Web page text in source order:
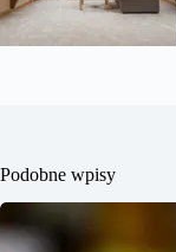
Podobne wpisy